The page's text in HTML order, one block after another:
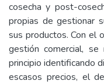
cosecha y post-
propias de gestionar
sus productos. Con el
gestión comercial, se
principio identificando
escasos precios, el